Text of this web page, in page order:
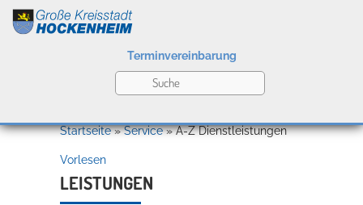
Kultur
Terminvereinbarung
Startseite»Service»A-Z Dienstleistungen
Vorlesen
LEISTUNGEN